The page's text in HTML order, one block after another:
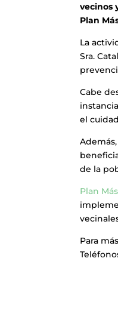
vecinos
Plan
La
Sra.
Cabe
el
de la
Plan
Para